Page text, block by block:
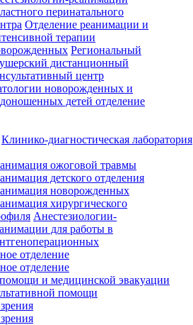
перинатального
Отделение реанимации и
терапии
Региональный
дистанционный
центр
новорожденных и
детей отделение
Клинико-диагностическая лаборатория
ожоговой травмы
детского отделения
новорожденных
хирургического
Анестезиологии-
для работы в
отделение
отделение
и медицинской эвакуации
помощи